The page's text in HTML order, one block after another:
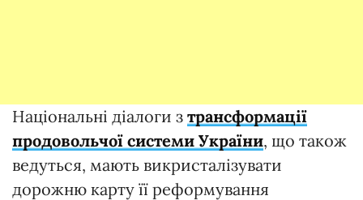
Національні діалоги з трансформації
продовольчої системи України, що також
ведуться, мають викристалізувати
дорожню карту її реформування